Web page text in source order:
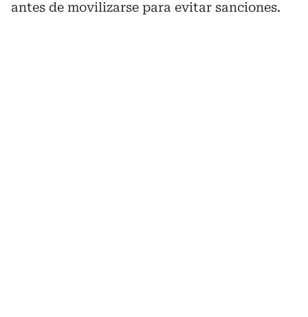
antes de movilizarse para evitar sanciones.